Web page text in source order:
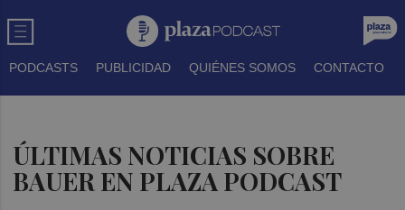
PODCASTS PUBLICIDAD QUIÉNES SOMOS CONTACTO
ÚLTIMAS NOTICIAS SOBRE
BAUER EN PLAZA PODCAST